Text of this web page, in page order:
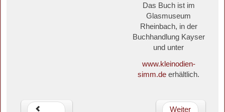
Das Buch ist im
Glasmuseum
Rheinbach, in der
Buchhandlung Kayser
und unter
www.kleinodien-
simm.de erhältlich.
Weiter